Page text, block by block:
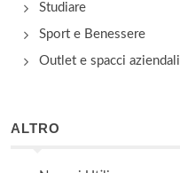
Studiare
Sport e Benessere
Outlet e spacci aziendali
ALTRO